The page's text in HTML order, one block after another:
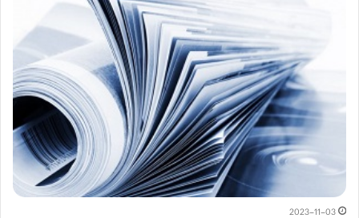
2023-11-03